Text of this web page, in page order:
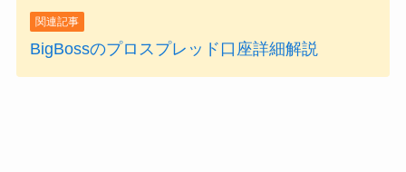
関連記事
BigBossのプロスプレッド口座詳細解説